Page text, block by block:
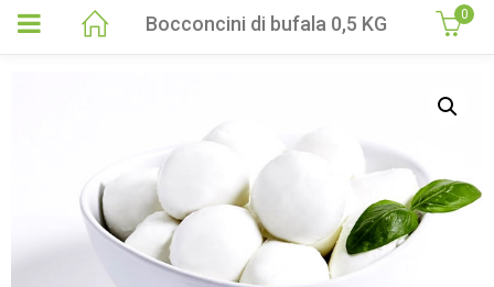
Bocconcini di bufala 0,5 KG 0